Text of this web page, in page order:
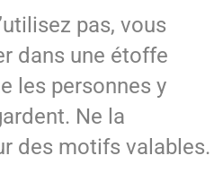
pas, vous
dans une étoffe
les personnes y
Ne la
des motifs valables.